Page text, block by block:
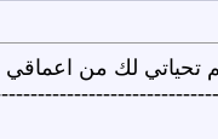
تحياتي لك من اعماقي